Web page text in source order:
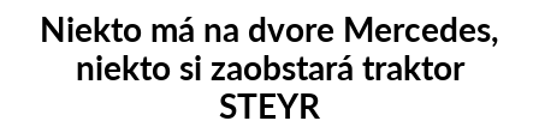
Niekto má na dvore Mercedes,
niekto si zaobstará traktor
STEYR